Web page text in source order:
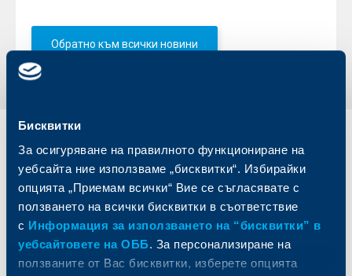
Бисквитки
За осигуряване на правилното функциониране на
уебсайта ние използваме „бисквитки“. Избирайки
опцията „Приемам всички“ Вие се съгласявате с
ползването на всички бисквитки в съответствие
с Информация за използването на “бисквитки” в
уебсайтовете на ОББ. За персонализиране на
ползваните от Вас бисквитки, изберете опцията
Обратно към всички новини
Индивидуални
клиенти
Карти
Сметки и плащания
Кредити
Спестявания и инвестиции
Частно банкиране
Бизнес
клиенти
Управление на парични средства
Търговско финансиране
ПОС терминали
Пазари, инвестиционно банкиране